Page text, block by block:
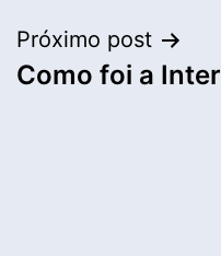
Próximo post
Como foi a